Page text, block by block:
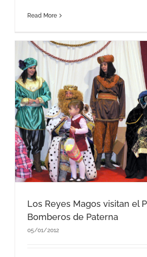
Read More
Los Reyes Magos visitan el
Bomberos de Paterna
05/01/2012